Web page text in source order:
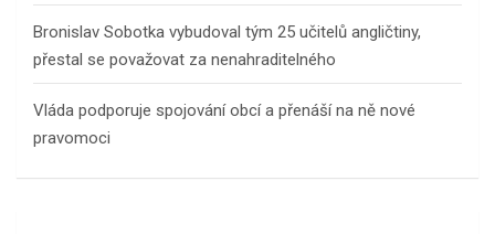
Bronislav Sobotka vybudoval tým 25 učitelů angličtiny,
přestal se považovat za nenahraditelného
Vláda podporuje spojování obcí a přenáší na ně nové
pravomoci